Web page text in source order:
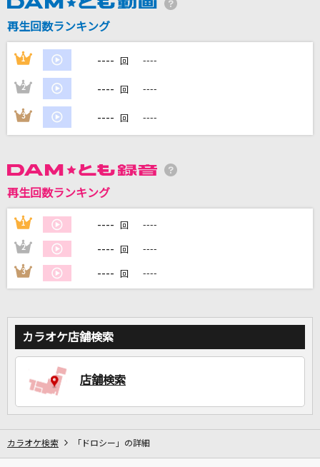
シャ乱Q
カラオケ最新情報をチェック！
再生回数ランキング
1 ---- 回 ----
2 ---- 回 ----
3 ---- 回 ----
再生回数ランキング
1 ---- 回 ----
2 ---- 回 ----
3 ---- 回 ----
カラオケ店舗検索
店舗検索
カラオケ検索 「ドロシー」の詳細